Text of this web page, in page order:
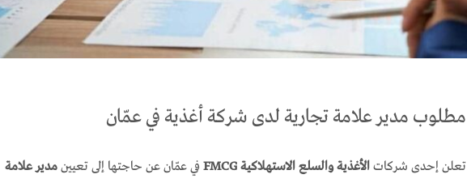
مطلوب مدير علامة تجارية لدى شركة أغذية في عمّان
تعلن إحدى شركات الأغذية والسلع الاستهلاكية FMCG في عمّان عن حاجتها إلى تعيين مدير علامة